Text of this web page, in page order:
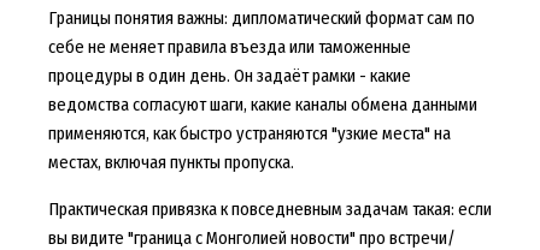
Границы понятия важны: дипломатический формат сам по
себе не меняет правила въезда или таможенные
процедуры в один день. Он задаёт рамки - какие
ведомства согласуют шаги, какие каналы обмена данными
применяются, как быстро устраняются "узкие места" на
местах, включая пункты пропуска.
Практическая привязка к повседневным задачам такая: если
вы видите "граница с Монголией новости" про встречи/